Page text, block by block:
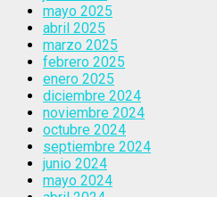
mayo 2025
abril 2025
marzo 2025
febrero 2025
enero 2025
diciembre 2024
noviembre 2024
octubre 2024
septiembre 2024
junio 2024
mayo 2024